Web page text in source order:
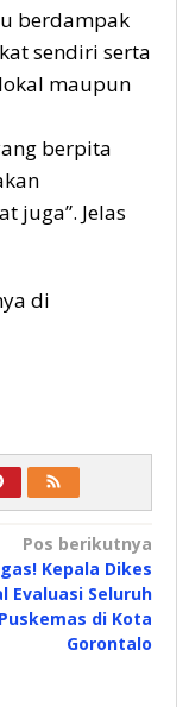
berdampak
sendiri serta
maupun
berpita
juga”. Jelas
di
Pos berikutnya
Kepala Dikes
Evaluasi Seluruh
Puskemas di Kota
Gorontalo